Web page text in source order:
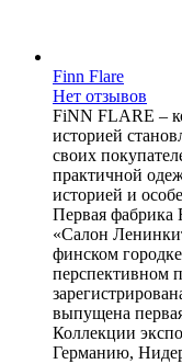
Finn Flare
Нет отзывов
FiNN FLARE –
историей
своих
практичной
историей и
Первая фабрика
«Салон
финском
перспективном
выпущена
Коллекции
Германию,